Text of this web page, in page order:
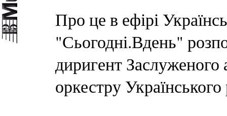
Про це в ефірі
"Сьогодні.Вдень"
диригент Заслуженого
оркестру